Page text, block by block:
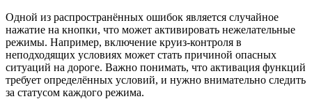
Одной из распространённых ошибок является случайное
нажатие на кнопки, что может активировать нежелательные
режимы. Например, включение круиз-контроля в
неподходящих условиях может стать причиной опасных
ситуаций на дороге. Важно понимать, что активация функций
требует определённых условий, и нужно внимательно следить
за статусом каждого режима.